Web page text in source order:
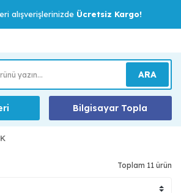
alışverişlerinizde Ücretsiz Kargo!
ARA
Bilgisayar Topla
Toplam 11 ürün